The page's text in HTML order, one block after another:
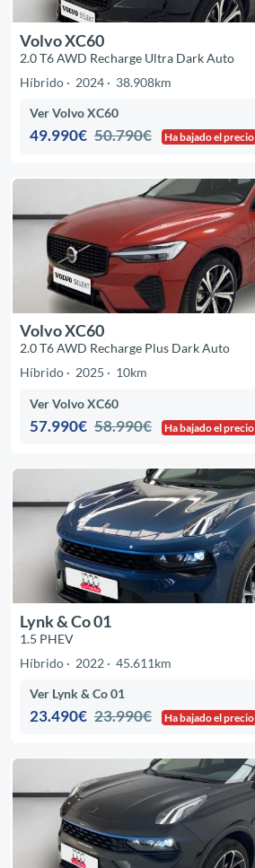
Volvo XC60
2.0 T6 AWD Recharge Ultra Dark Auto
Híbrido
2024 38.908km
Ver Volvo XC60
49.990€ 50.790€ Ha bajado el precio
Volvo XC60
2.0 T6 AWD Recharge Plus Dark Auto
Híbrido
2025 10km
Ver Volvo XC60
57.990€ 58.990€ Ha bajado el precio
Lynk & Co 01
1.5 PHEV
Híbrido
2022 45.611km
Ver Lynk & Co 01
23.490€ 23.990€ Ha bajado el precio